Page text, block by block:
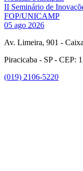
II Seminário de
FOP/UNICAMP
05 ago 2026
Av. Limeira, 901 -
Piracicaba - SP - CEP:
(019) 2106-5220